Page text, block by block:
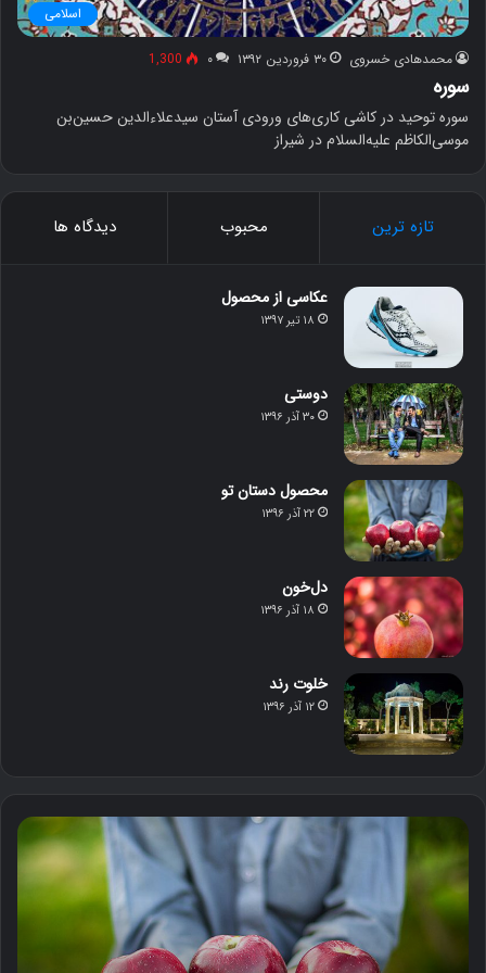
اسلامی
محمدهادی خسروی ۳۰ فروردین ۱۳۹۲ ۰ 1,300
سوره
سوره توحید در کاشی کاری‌های ورودی آستان سیدعلاءالدین حسین‌بن
موسی‌الکاظم علیه‌السلام در شیراز
تازه ترین محبوب دیدگاه ها
عکاسی از محصول
۱۸ تیر ۱۳۹۷
دوستی
۳۰ آذر ۱۳۹۶
محصول دستان تو
۲۲ آذر ۱۳۹۶
دل‌خون
۱۸ آذر ۱۳۹۶
خلوت رند
۱۲ آذر ۱۳۹۶
م
ح
و
ل